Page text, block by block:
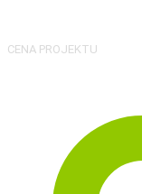
CENA PROJEKTU